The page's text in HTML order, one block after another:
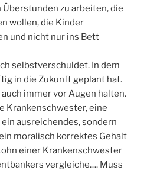
zu arbeiten, die
wollen, die Kinder
und nicht nur ins Bett
selbstverschuldet. In dem
in die Zukunft geplant hat.
immer vor Augen halten.
Krankenschwester, eine
ausreichendes, sondern
moralisch korrektes Gehalt
einer Krankenschwester
vergleiche…. Muss